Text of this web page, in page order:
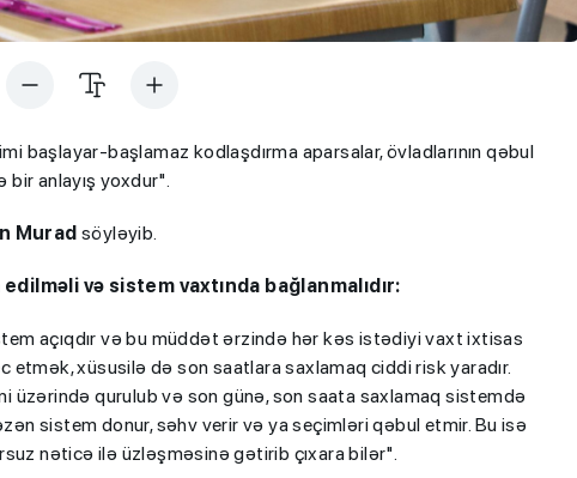
başlayar-başlamaz kodlaşdırma aparsalar, övladlarının qəbul
bir anlayış yoxdur".
Murad söyləyib.
və sistem vaxtında bağlanmalıdır:
açıqdır və bu müddət ərzində hər kəs istədiyi vaxt ixtisas
etmək, xüsusilə də son saatlara saxlamaq ciddi risk yaradır.
qurulub və son günə, son saata saxlamaq sistemdə
sistem donur, səhv verir və ya seçimləri qəbul etmir. Bu isə
nəticə ilə üzləşməsinə gətirib çıxara bilər".